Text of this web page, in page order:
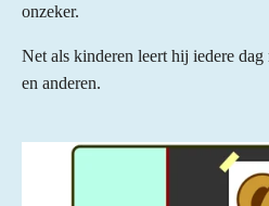
onzeker.
Net als kinderen leert hij iedere
en anderen.